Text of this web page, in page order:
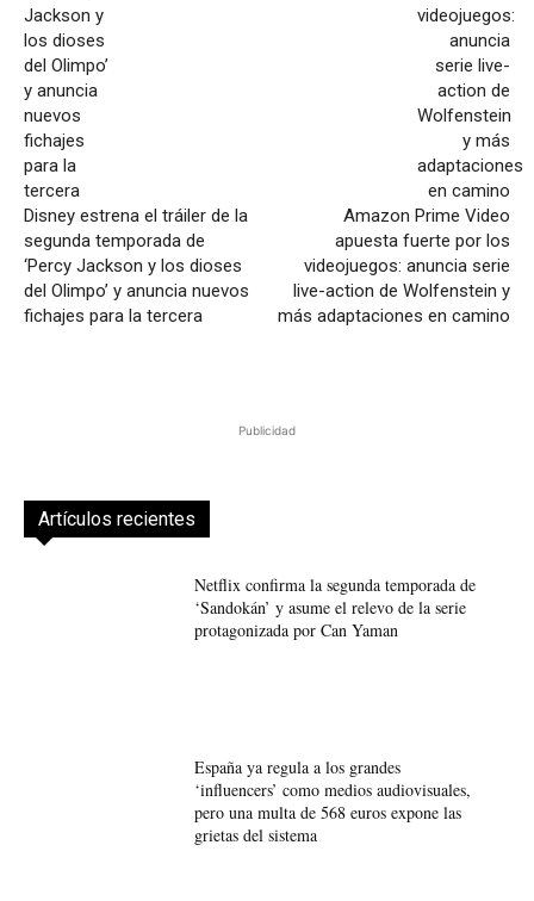
Disney estrena el tráiler de la
segunda temporada de
‘Percy Jackson y los dioses
del Olimpo’ y anuncia nuevos
fichajes para la tercera
Amazon Prime Video
apuesta fuerte por los
videojuegos: anuncia serie
live-action de Wolfenstein y
más adaptaciones en camino
Publicidad
Artículos recientes
Netflix confirma la segunda temporada de
‘Sandokán’ y asume el relevo de la serie
protagonizada por Can Yaman
España ya regula a los grandes
‘influencers’ como medios audiovisuales,
pero una multa de 568 euros expone las
grietas del sistema